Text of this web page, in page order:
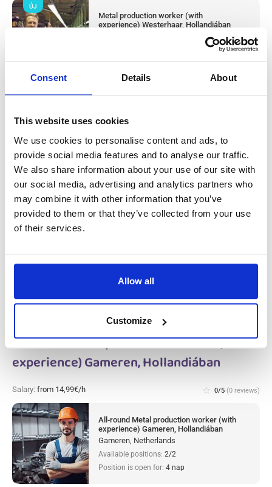
Consent Details About
This website uses cookies
We use cookies to personalise content and ads, to
provide social media features and to analyse our traffic.
We also share information about your use of our site with
our social media, advertising and analytics partners who
may combine it with other information that you’ve
provided to them or that they’ve collected from your use
of their services.
Allow all
Customize
Metal production worker (with
experience) Westerhaar, Hollandiában
Position is open for:3 nap
ÚJ
Húsüzemi termelési dolgozó & takarító
(tapasztalattal) Haarlem, Hollandiában
Salary:from 14,99€/h star_border 0/5(0 reviews)
Húsüzemi termelési dolgozó & takarító
Available positions:2/2
Position is open for:4 nap
All-round Metal production worker (with
experience) Gameren, Hollandiában
Salary: from 14,99€/h star_border 0/5 (0 reviews)
All-round Metal production worker (with
experience) Gameren, Hollandiában
Gameren, Netherlands
Available positions: 2/2
Position is open for: 4 nap